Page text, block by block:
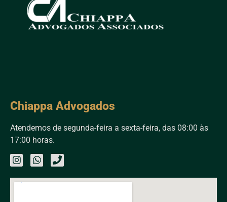
Chiappa Advogados
Atendemos de segunda-feira a sexta-feira, das 08:00 às
17:00 horas.